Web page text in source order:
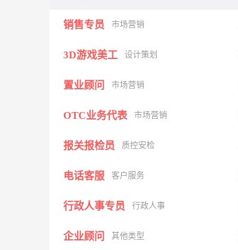
销售专员 市场营销
3D游戏美工 设计策划
置业顾问 市场营销
OTC业务代表 市场营销
报关报检员 质控安检
电话客服 客户服务
行政人事专员 行政人事
企业顾问 其他类型